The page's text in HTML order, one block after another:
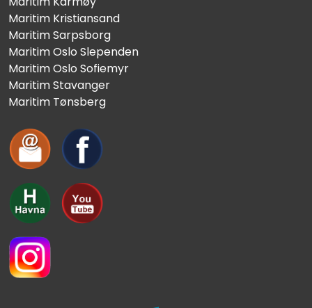
Maritim Kristiansand
Maritim Sarpsborg
Maritim Oslo Slependen
Maritim Oslo Sofiemyr
Maritim Stavanger
Maritim Tønsberg